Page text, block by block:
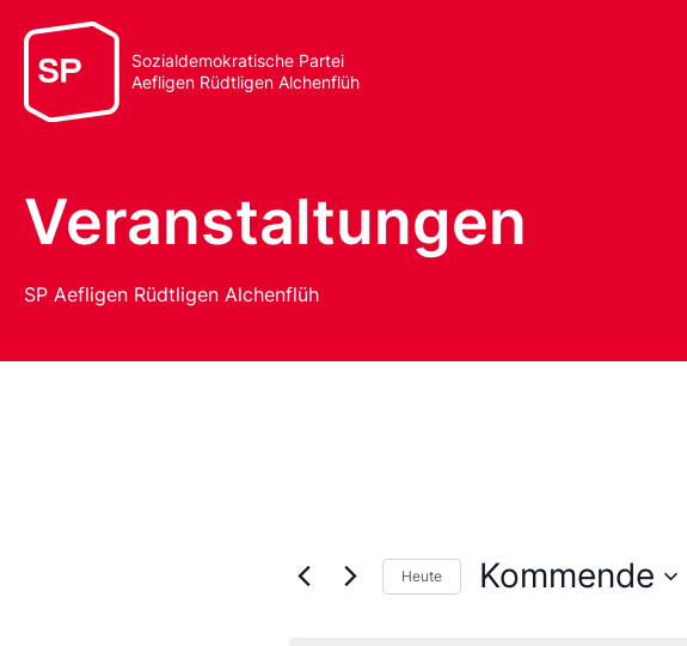
Sozialdemokratische Partei
Aefligen Rüdtligen Alchenflüh
Veranstaltungen
SP Aefligen Rüdtligen Alchenflüh
Heute Kommende